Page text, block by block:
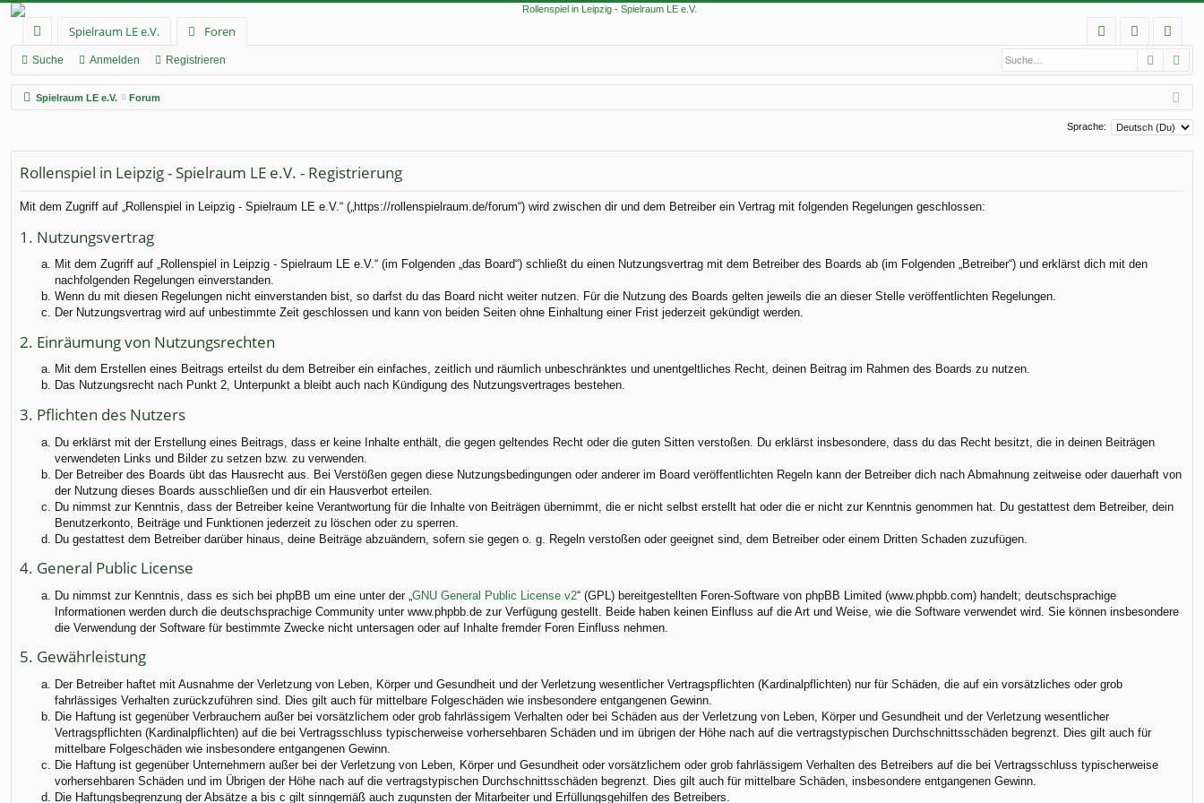
ch
ne
llz
rif
f
Spielraum LE e.V.
Foren
Q
m
el
eg
ist
rie
Suche Anmelden Registrieren Suche
Spielraum LE e.V. Forum
Sprache:
Rollenspiel in Leipzig - Spielraum LE e.V. - Registrierung
Mit dem Zugriff auf „Rollenspiel in Leipzig - Spielraum LE e.V.“ („https://rollenspielraum.de/forum“) wird zwischen dir und dem Betreiber ein Vertrag mit folgenden Regelungen geschlossen:
1. Nutzungsvertrag
Mit dem Zugriff auf „Rollenspiel in Leipzig - Spielraum LE e.V.“ (im Folgenden „das Board“) schließt du einen Nutzungsvertrag mit dem Betreiber des Boards ab (im Folgenden „Betreiber“) und erklärst dich mit den
nachfolgenden Regelungen einverstanden.
Wenn du mit diesen Regelungen nicht einverstanden bist, so darfst du das Board nicht weiter nutzen. Für die Nutzung des Boards gelten jeweils die an dieser Stelle veröffentlichten Regelungen.
Der Nutzungsvertrag wird auf unbestimmte Zeit geschlossen und kann von beiden Seiten ohne Einhaltung einer Frist jederzeit gekündigt werden.
2. Einräumung von Nutzungsrechten
Mit dem Erstellen eines Beitrags erteilst du dem Betreiber ein einfaches, zeitlich und räumlich unbeschränktes und unentgeltliches Recht, deinen Beitrag im Rahmen des Boards zu nutzen.
Das Nutzungsrecht nach Punkt 2, Unterpunkt a bleibt auch nach Kündigung des Nutzungsvertrages bestehen.
3. Pflichten des Nutzers
Du erklärst mit der Erstellung eines Beitrags, dass er keine Inhalte enthält, die gegen geltendes Recht oder die guten Sitten verstoßen. Du erklärst insbesondere, dass du das Recht besitzt, die in deinen Beiträgen
verwendeten Links und Bilder zu setzen bzw. zu verwenden.
Der Betreiber des Boards übt das Hausrecht aus. Bei Verstößen gegen diese Nutzungsbedingungen oder anderer im Board veröffentlichten Regeln kann der Betreiber dich nach Abmahnung zeitweise oder dauerhaft von
der Nutzung dieses Boards ausschließen und dir ein Hausverbot erteilen.
Du nimmst zur Kenntnis, dass der Betreiber keine Verantwortung für die Inhalte von Beiträgen übernimmt, die er nicht selbst erstellt hat oder die er nicht zur Kenntnis genommen hat. Du gestattest dem Betreiber, dein
Benutzerkonto, Beiträge und Funktionen jederzeit zu löschen oder zu sperren.
Du gestattest dem Betreiber darüber hinaus, deine Beiträge abzuändern, sofern sie gegen o. g. Regeln verstoßen oder geeignet sind, dem Betreiber oder einem Dritten Schaden zuzufügen.
4. General Public License
Du nimmst zur Kenntnis, dass es sich bei phpBB um eine unter der „ GNU General Public License v2“ (GPL) bereitgestellten Foren-Software von phpBB Limited (www.phpbb.com) handelt; deutschsprachige
Informationen werden durch die deutschsprachige Community unter www.phpbb.de zur Verfügung gestellt. Beide haben keinen Einfluss auf die Art und Weise, wie die Software verwendet wird. Sie können insbesondere
die Verwendung der Software für bestimmte Zwecke nicht untersagen oder auf Inhalte fremder Foren Einfluss nehmen.
5. Gewährleistung
Der Betreiber haftet mit Ausnahme der Verletzung von Leben, Körper und Gesundheit und der Verletzung wesentlicher Vertragspflichten (Kardinalpflichten) nur für Schäden, die auf ein vorsätzliches oder grob
fahrlässiges Verhalten zurückzuführen sind. Dies gilt auch für mittelbare Folgeschäden wie insbesondere entgangenen Gewinn.
Die Haftung ist gegenüber Verbrauchern außer bei vorsätzlichem oder grob fahrlässigem Verhalten oder bei Schäden aus der Verletzung von Leben, Körper und Gesundheit und der Verletzung wesentlicher
Vertragspflichten (Kardinalpflichten) auf die bei Vertragsschluss typischerweise vorhersehbaren Schäden und im übrigen der Höhe nach auf die vertragstypischen Durchschnittsschäden begrenzt. Dies gilt auch für
mittelbare Folgeschäden wie insbesondere entgangenen Gewinn.
Die Haftung ist gegenüber Unternehmern außer bei der Verletzung von Leben, Körper und Gesundheit oder vorsätzlichem oder grob fahrlässigem Verhalten des Betreibers auf die bei Vertragsschluss typischerweise
vorhersehbaren Schäden und im Übrigen der Höhe nach auf die vertragstypischen Durchschnittsschäden begrenzt. Dies gilt auch für mittelbare Schäden, insbesondere entgangenen Gewinn.
Die Haftungsbegrenzung der Absätze a bis c gilt sinngemäß auch zugunsten der Mitarbeiter und Erfüllungsgehilfen des Betreibers.